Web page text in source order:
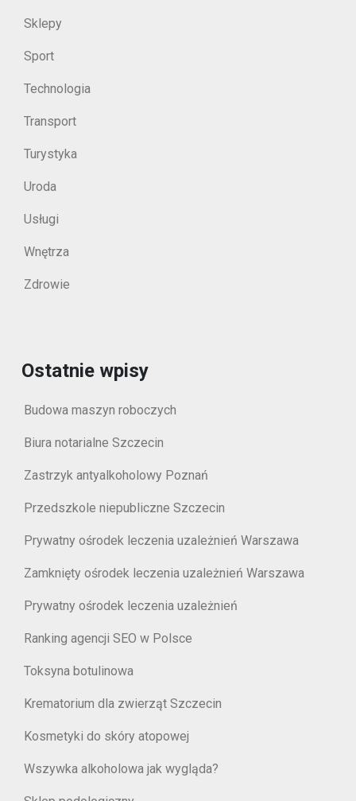
Sklepy
Sport
Technologia
Transport
Turystyka
Uroda
Usługi
Wnętrza
Zdrowie
Ostatnie wpisy
Budowa maszyn roboczych
Biura notarialne Szczecin
Zastrzyk antyalkoholowy Poznań
Przedszkole niepubliczne Szczecin
Prywatny ośrodek leczenia uzależnień Warszawa
Zamknięty ośrodek leczenia uzależnień Warszawa
Prywatny ośrodek leczenia uzależnień
Ranking agencji SEO w Polsce
Toksyna botulinowa
Krematorium dla zwierząt Szczecin
Kosmetyki do skóry atopowej
Wszywka alkoholowa jak wygląda?